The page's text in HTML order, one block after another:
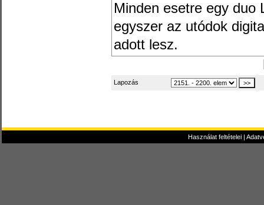
Minden esetre egy duo
egyszer az utódok
adott lesz.
Lapozás
Használat feltételei|